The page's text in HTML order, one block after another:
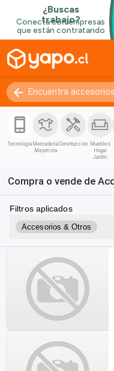
Tecnología Mercadería
Mayorista
Construcción Muebles
Hogar
Jardín
Filtros aplicados
Accesorios & Otros